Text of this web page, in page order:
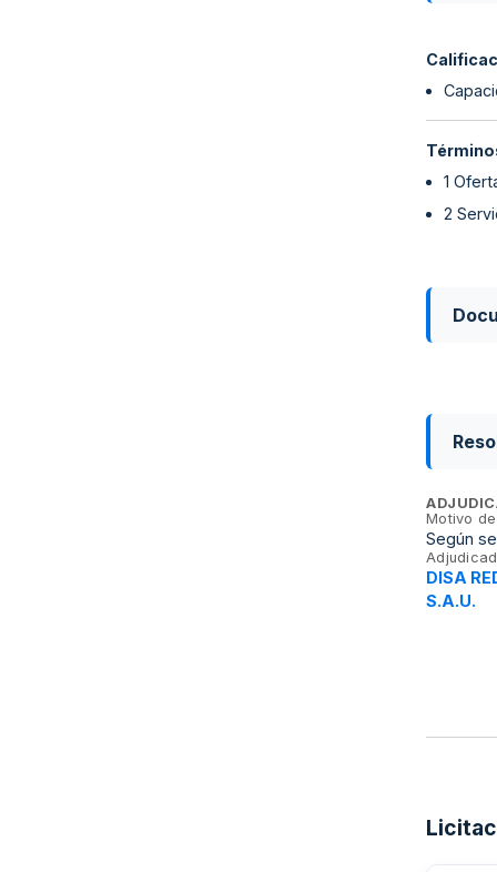
1
2
Motivo
Según
DISA
S.A.U.